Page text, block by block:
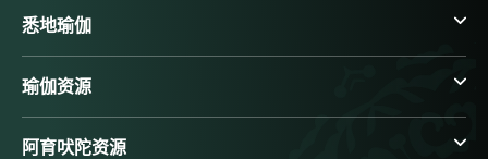
悉地瑜伽
瑜伽资源
阿育吠陀资源